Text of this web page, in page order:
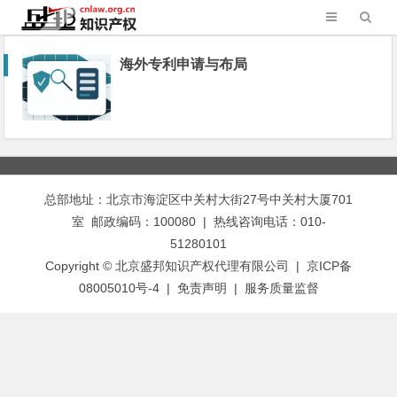
海外专利申请与布局
总部地址：北京市海淀区中关村大街27号中关村大厦701
室 邮政编码：100080 | 热线咨询电话：010-
51280101
Copyright © 北京盛邦知识产权代理有限公司 | 京ICP备
08005010号-4 | 免责声明 | 服务质量监督